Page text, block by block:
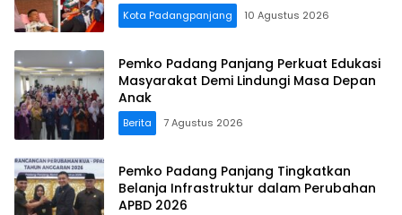
Kota Padangpanjang 10 Agustus 2026
Pemko Padang Panjang Perkuat Edukasi
Masyarakat Demi Lindungi Masa Depan
Anak
Berita 7 Agustus 2026
Pemko Padang Panjang Tingkatkan
Belanja Infrastruktur dalam Perubahan
APBD 2026